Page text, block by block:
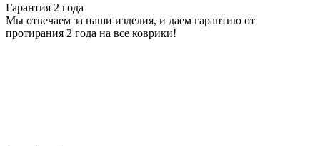
Гарантия 2 года
Мы отвечаем за наши изделия, и даем гарантию от
протирания 2 года на все коврики!